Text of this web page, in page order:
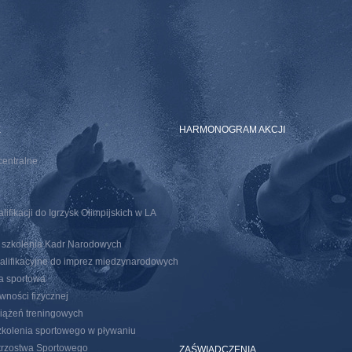
do Igrzysk Olimpijskich w LA
Kadr Narodowych
do imprez miedzynarodowych
sportowa
fizycznej
treningowych
sportowego w pływaniu
Sportowego
HARMONOGRAM AKCJI
ZAŚWIADCZENIA